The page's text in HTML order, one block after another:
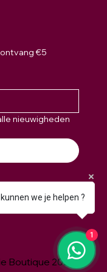
€5
nieuwigheden
Boutique 2026 ©
kunnen we je helpen ?
1